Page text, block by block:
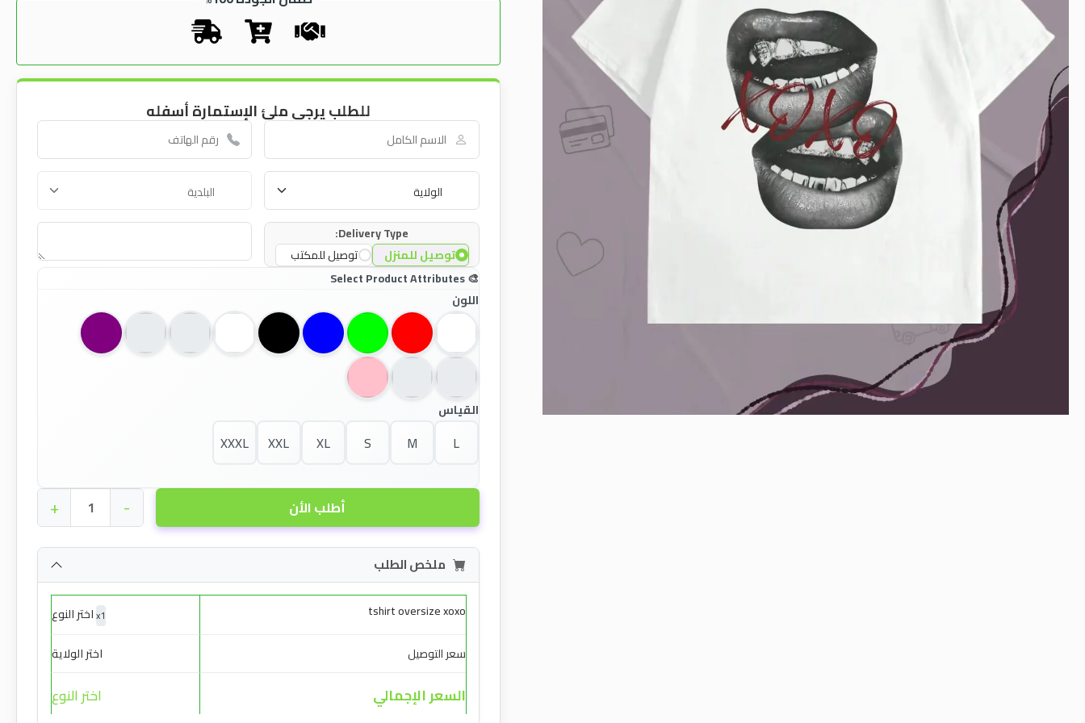
للطلب يرجى ملئ الإستمارة أسفله
Delivery Type:
توصيل للمنزل
توصيل للمكتب
اللون
القياس
L
M
S
XL
XXL
XXXL
أطلب الأن -
+
ملخص الطلب
tshirt oversize xoxo
x1 اختر النوع
سعر التوصيل
اختر الولاية
السعر الإجمالي اختر النوع